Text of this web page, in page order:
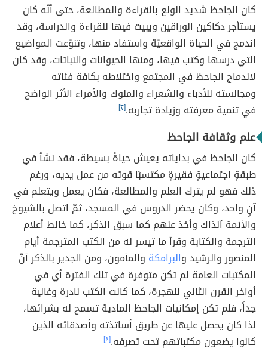
كان الجاحظ شديد الولع بالقراءة والمطالعة، حتى أنّه كان
يستأجر دكاكين الوراقين ويبيت فيها للقراءة والدراسة، وقد
اندمج في الحياة الواقعيّة واستفاد منها، وتنوّعت المواضيع
التي درسها وكتب فيها، ومنها الحيوانات والنباتات، وقد كان
لاندماج الجاحظ في المجتمع واختلاطه بكافة فئاته
ومجالسته للأدباء والشعراء والملوك والأمراء الأثر الواضح
في تنمية معرفته وزيادة تجاربه.[٢]
علم وثقافة الجاحظ
كان الجاحظ في بداياته يعيش حياةً بسيطة، فقد نشأ في
طبقةٍ اجتماعيةٍ فقيرةٍ مكتسبًا قوته من عمل يديه، ورغم
ذلك فهو لم يترك العلم والمطالعة، فكان يعمل ويتعلم في
آنٍ واحد، وكان يحضر الدروس في المسجد، ثمّ اتصل بالشيوخ
والأئمة آنذاك وأخذ عنهم كما سبق الذكر، كما خالط أعلام
الترجمة والكتابة وقرأ ما تيسر له من الكتب المترجمة أيام
المنصور والرشيد والبرامكة والمأمون، ومن الجدير بالذكر أنّ
المكتبات العامة لم تكن متوفرة في تلك الفترة أي في
أواخر القرن الثاني للهجرة، كما كانت الكتب نادرة وغالية
جداً، فلم تكن إمكانيات الجاحظ المادية تسمح له بشرائها،
لذا كان يحصل عليها عن طريق أساتذته وأصدقائه الذين
كانوا يضعون مكتباتهم تحت تصرفه.[٤]